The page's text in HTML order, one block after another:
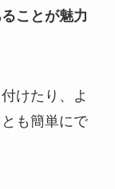
ことが魅力
けたり、よ
も簡単にで